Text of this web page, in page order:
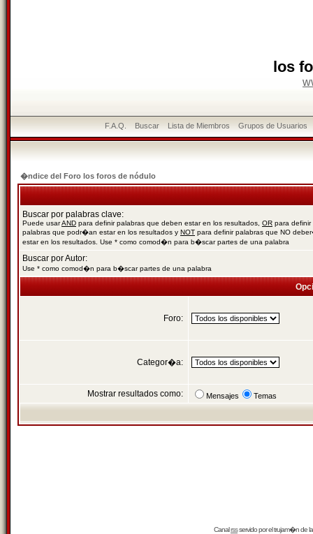
los
F.A.Q. Buscar Lista de Miembros Grupos de Usuarios
�ndice del Foro los foros de nódulo
Buscar por palabras clave:
Puede usarAND para definir palabras que deben estar en los resultados, OR para definir
palabras que podr�an estar en los resultados y NOT para definir palabras que NO
estar en los resultados. Use * como comod�n para b�scar partes de una palabra
Buscar por Autor:
Use * como comod�n para b�scar partes de una palabra
Foro:
Categor�a:
Mostrar resultados como: Mensajes Temas
Canalrssservido por eltrujam�nde